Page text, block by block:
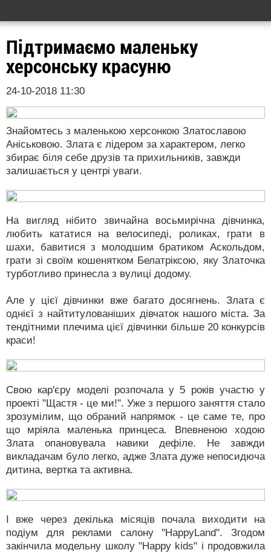
Підтримаємо маленьку
херсонську красуню
24-10-2018 11:30
Знайомтесь з маленькою херсонкою Златославою
Аніськовою. Злата є лідером за характером, легко
збирає біля себе друзів та прихильників, завжди
залишається у центрі уваги.
На вигляд нібито звичайна восьмирічна дівчинка,
любить кататися на велосипеді, роликах, грати в
шахи, бавитися з молодшим братиком Аскольдом,
грати зі своїм кошенятком Белатріксою, яку Златочка
турботливо принесла з вулиці додому.
Але у цієї дівчинки вже багато досягнень. Злата є
однієї з найтитулованіших дівчаток нашого міста. За
тендітними плечима цієї дівчинки більше 20 конкурсів
краси!
Свою кар'єру моделі розпочала у 5 років участю у
проекті "Щастя - це ми!". Уже з першого заняття стало
зрозумілим, що обраний напрямок - це саме те, про
що мріяла маленька принцеса. Впевненою ходою
Злата опановувала навики дефіле. Не завжди
викладачам було легко, адже Злата дуже непосидюча
дитина, вертка та активна.
І вже через декілька місяців почала виходити на
подіум для реклами салону "HappyLand". Згодом
закінчила модельну школу "Happy kids" і продовжила